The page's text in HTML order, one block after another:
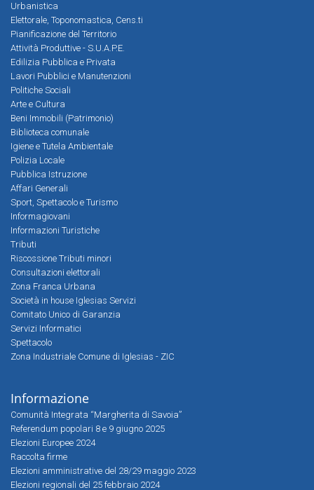
Urbanistica
Elettorale, Toponomastica, Cens.ti
Pianificazione del Territorio
Attività Produttive - S.U.A.P.E.
Edilizia Pubblica e Privata
Lavori Pubblici e Manutenzioni
Politiche Sociali
Arte e Cultura
Beni Immobili (Patrimonio)
Biblioteca comunale
Igiene e Tutela Ambientale
Polizia Locale
Pubblica Istruzione
Affari Generali
Sport, Spettacolo e Turismo
Informagiovani
Informazioni Turistiche
Tributi
Riscossione Tributi minori
Consultazioni elettorali
Zona Franca Urbana
Società in house Iglesias Servizi
Comitato Unico di Garanzia
Servizi Informatici
Spettacolo
Zona Industriale Comune di Iglesias - ZIC
Informazione
Comunità Integrata “Margherita di Savoia”
Referendum popolari 8 e 9 giugno 2025
Elezioni Europee 2024
Raccolta firme
Elezioni amministrative del 28/29 maggio 2023
Elezioni regionali del 25 febbraio 2024